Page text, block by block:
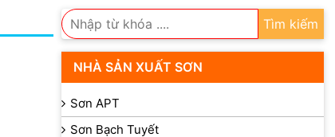
Tìm kiếm
NHÀ SẢN XUẤT SƠN
Sơn APT
Sơn Bạch Tuyết